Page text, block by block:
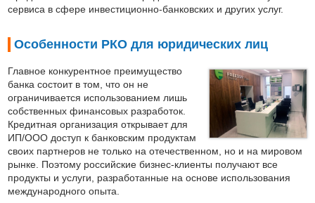
сервиса в сфере инвестиционно-банковских и других услуг.
Особенности РКО для юридических лиц
Главное конкурентное преимущество
банка состоит в том, что он не
ограничивается использованием лишь
собственных финансовых разработок.
Кредитная организация открывает для
ИП/ООО доступ к банковским продуктам
своих партнеров не только на отечественном, но и на мировом
рынке. Поэтому российские бизнес-клиенты получают все
продукты и услуги, разработанные на основе использования
международного опыта.